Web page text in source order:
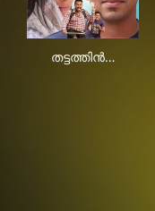
തട്ടത്തിൻ…